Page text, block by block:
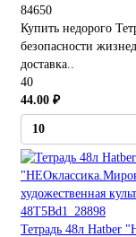
84650
Купить недорого
безопасности
доставка..
40
44.00 ₽
Тетрадь 48л Hatber